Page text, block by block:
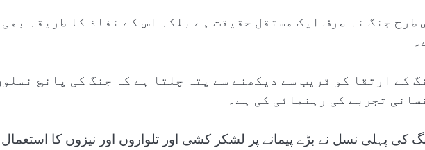
طرح جنگ نہ صرف ایک مستقل حقیقت ہے بلکہ اس کے نفاذ کا طریقہ
کے ارتقا کو قریب سے دیکھنے سے پتہ چلتا ہے کہ جنگ کی پانچ
تجربے کی رہنمائی کی ہے۔
کی پہلی نسل نے بڑے پیمانے پر لشکر کشی اور تلواروں اور نیزوں کا